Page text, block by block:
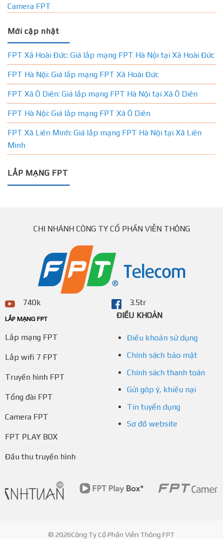
Camera FPT
Mới cập nhật
FPT Xã Hoài Đức: Giá lắp mạng FPT Hà Nội tại Xã Hoài Đức
FPT Hà Nội: Giá lắp mạng FPT Xã Hoài Đức
FPT Xã Ô Diên: Giá lắp mạng FPT Hà Nội tại Xã Ô Diên
FPT Hà Nội: Giá lắp mạng FPT Xã Ô Diên
FPT Xã Liên Minh: Giá lắp mạng FPT Hà Nội tại Xã Liên
Minh
LẮP MẠNG FPT
CHI NHÁNH CÔNG TY CỔ PHẦN VIỄN THÔNG
740k 3.5tr
LẮP MẠNG FPT
Lắp mạng FPT
Lắp wifi 7 FPT
Truyền hình FPT
Tổng đài FPT
Camera FPT
FPT PLAY BOX
Đầu thu truyền hình
ĐIỀU KHOẢN
Điều khoản sử dụng
Chính sách bảo mật
Chính sách thanh toán
Gửi góp ý, khiếu nại
Tin tuyển dụng
Sơ đồ website
© 2026Công Ty Cổ Phần Viễn Thông FPT